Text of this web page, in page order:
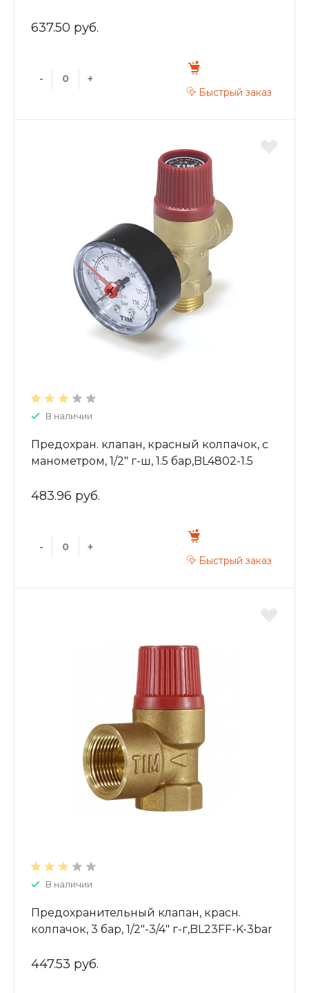
637.50 руб.
-
+
Быстрый заказ
В наличии
Предохран. клапан, красный колпачок, с
манометром, 1/2" г-ш, 1.5 бар,BL4802-1.5
483.96 руб.
-
+
Быстрый заказ
В наличии
Предохранительный клапан, красн.
колпачок, 3 бар, 1/2"-3/4" г-г,BL23FF-K-3bar
447.53 руб.